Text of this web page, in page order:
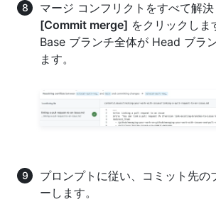
マージ コンフリクトをすべて解決
[Commit merge] をクリックしま
Base ブランチ全体が Head ブラ
ます。
プロンプトに従い、コミット先の
ーします。